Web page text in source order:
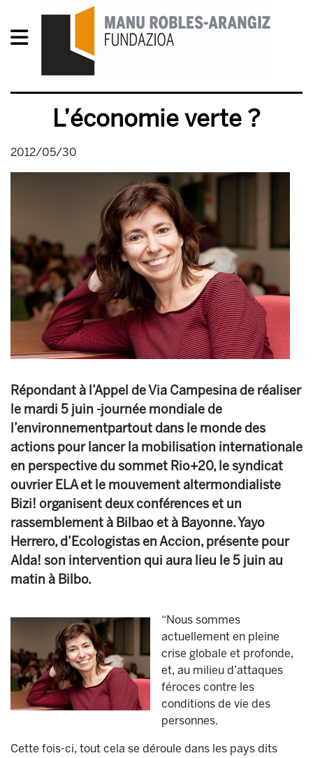
L’économie verte ?
2012/05/30
Répondant à l’Appel de Via Campesina de réaliser
le mardi 5 juin -journée mondiale de
l’environnementpartout dans le monde des
actions pour lancer la mobilisation internationale
en perspective du sommet Rio+20, le syndicat
ouvrier ELA et le mouvement altermondialiste
Bizi! organisent deux conférences et un
rassemblement à Bilbao et à Bayonne. Yayo
Herrero, d’Ecologistas en Accion, présente pour
Alda! son intervention qui aura lieu le 5 juin au
matin à Bilbo.
“Nous sommes
actuellement en pleine
crise globale et profonde,
et, au milieu d’attaques
féroces contre les
conditions de vie des
personnes.
Cette fois-ci, tout cela se déroule dans les pays dits